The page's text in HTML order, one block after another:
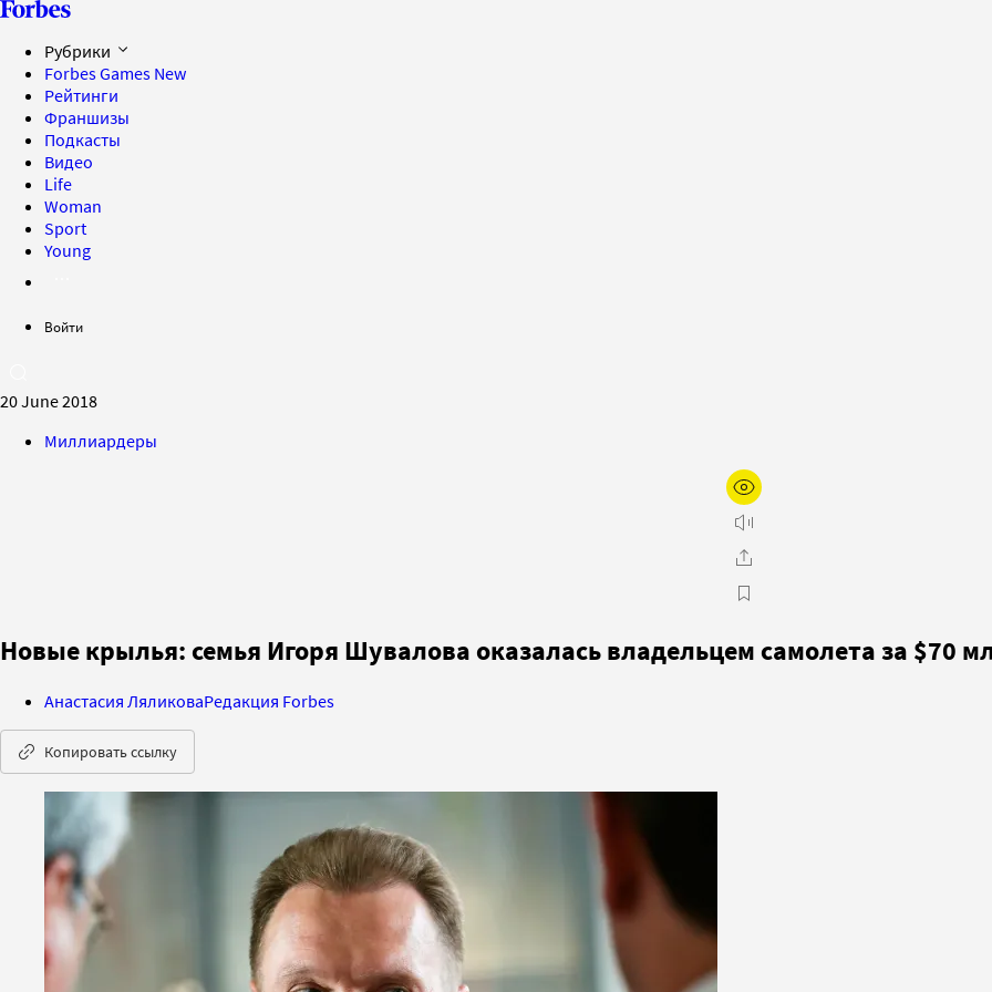
Рубрики
Forbes Games New
Рейтинги
Франшизы
Подкасты
Видео
Life
Woman
Sport
Young
Войти
20 June 2018
Миллиардеры
Новые крылья: семья Игоря Шувалова оказалась владельцем самолета за $70
Анастасия ЛяликоваРедакция Forbes
Копировать ссылку